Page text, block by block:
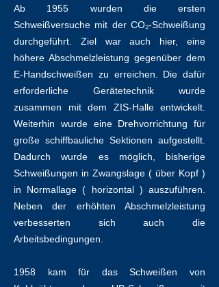
Ab 1955 wurden die ersten
Schweißversuche mit der CO₂-Schweißung
durchgeführt. Ziel war auch hier, eine
höhere Abschmelzleistung gegenüber dem
E-Handschweißen zu erreichen. Die dafür
erforderliche Gerätetechnik wurde
zusammen mit dem ZIS-Halle entwickelt.
Weiterhin wurde eine Drehvorrichtung für
große schiffbauliche Sektionen aufgestellt.
Dadurch wurde es möglich, bisherige
Schweißungen in Zwangslage ( über Kopf )
in Normallage ( horizontal ) auszuführen.
Neben der erhöhten Abschmelzleistung
verbesserten sich auch die
Arbeitsbedingungen.
1958 kam für das Schweißen von